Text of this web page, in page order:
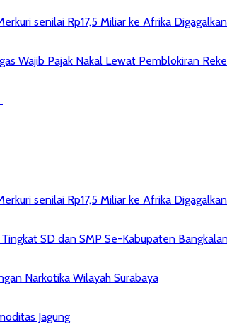
senilai Rp17,5 Miliar ke Afrika Digagalkan
Wajib Pajak Nakal Lewat Pemblokiran
senilai Rp17,5 Miliar ke Afrika Digagalkan
SD dan SMP Se-Kabupaten
Narkotika Wilayah Surabaya
Jagung